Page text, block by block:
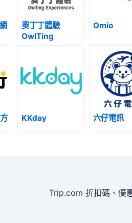
奧丁丁體驗
OwlTing
Omio
KKday 六仔電訊